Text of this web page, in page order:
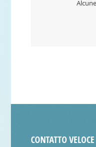
CONTATTO VELOCE